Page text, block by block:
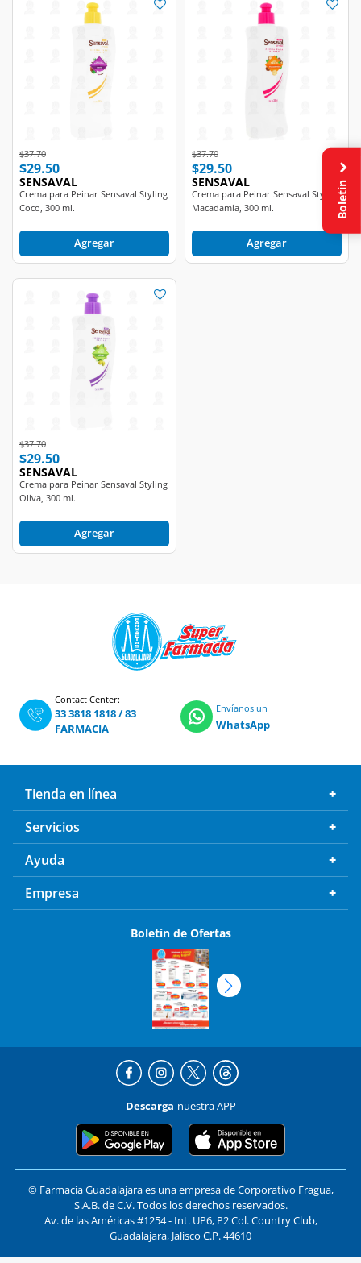
Price reduced from
$37.70to
$29.50
SENSAVAL
Crema para Peinar Sensaval Styling
Coco, 300 ml.
Agregar
Price reduced from
$37.70to
$29.50
SENSAVAL
Crema para Peinar Sensaval Styling
Macadamia, 300 ml.
Agregar
Price reduced from
$37.70to
$29.50
SENSAVAL
Crema para Peinar Sensaval Styling
Oliva, 300 ml.
Agregar
Contact Center:
33 3818 1818/83
FARMACIA
Envíanos un
WhatsApp
Tienda en línea
Servicios
Ayuda
Empresa
Boletín de Ofertas
Descarga nuestra APP
© Farmacia Guadalajara es una empresa de Corporativo Fragua,
S.A.B. de C.V. Todos los derechos reservados.
Av. de las Américas #1254 - Int. UP6, P2 Col. Country Club,
Guadalajara, Jalisco C.P. 44610
Boletín